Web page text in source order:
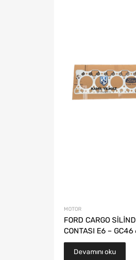
MOTOR
FORD CARGO
CONTASI E6 – GC46
Devamını oku